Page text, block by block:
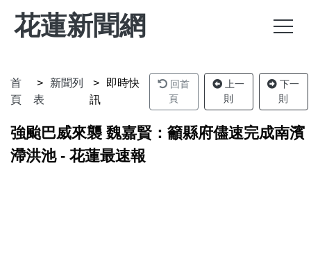
花蓮新聞網
首
頁
新聞列
表
即時快
訊
回首
頁
上一
則
下一
則
強颱巴威來襲 魏嘉賢：籲縣府儘速完成南濱
滯洪池 - 花蓮最速報